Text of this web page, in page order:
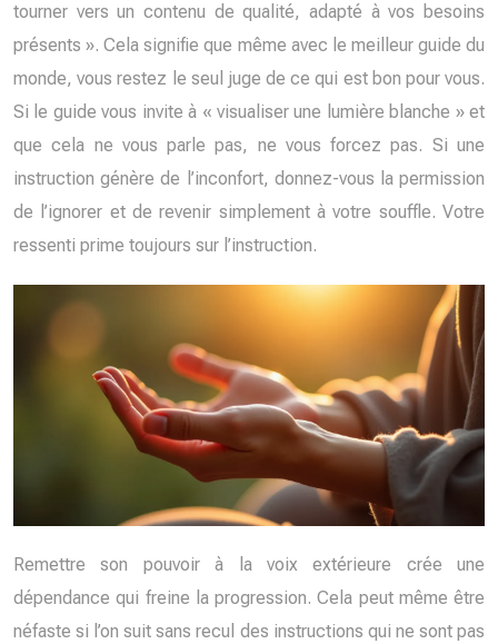
tourner vers un contenu de qualité, adapté à vos besoins
présents ». Cela signifie que même avec le meilleur guide du
monde, vous restez le seul juge de ce qui est bon pour vous.
Si le guide vous invite à « visualiser une lumière blanche » et
que cela ne vous parle pas, ne vous forcez pas. Si une
instruction génère de l’inconfort, donnez-vous la permission
de l’ignorer et de revenir simplement à votre souffle. Votre
ressenti prime toujours sur l’instruction.
Remettre son pouvoir à la voix extérieure crée une
dépendance qui freine la progression. Cela peut même être
néfaste si l’on suit sans recul des instructions qui ne sont pas